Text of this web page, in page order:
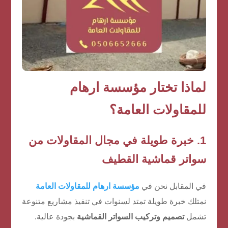
لماذا تختار مؤسسة ارهام
للمقاولات العامة؟
1. خبرة طويلة في مجال المقاولات من
سواتر قماشية القطيف
في المقابل نحن في مؤسسة ارهام للمقاولات العامة
نمتلك خبرة طويلة تمتد لسنوات في تنفيذ مشاريع متنوعة
تشملتصميم وتركيب السواتر القماشية بجودة عالية.